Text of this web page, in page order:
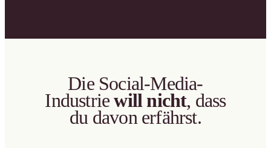
Die Social-Media-
Industriewill nicht, dass
du davon erfährst.